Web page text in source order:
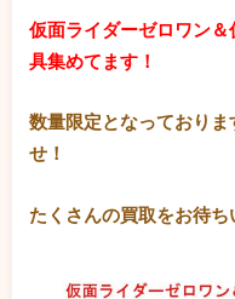
仮面ライダーゼロワン
具集めてます！
数量限定となっており
せ！
たくさんの買取をお待ち